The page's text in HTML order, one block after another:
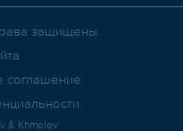
защищены.
соглашение
& Khmelev